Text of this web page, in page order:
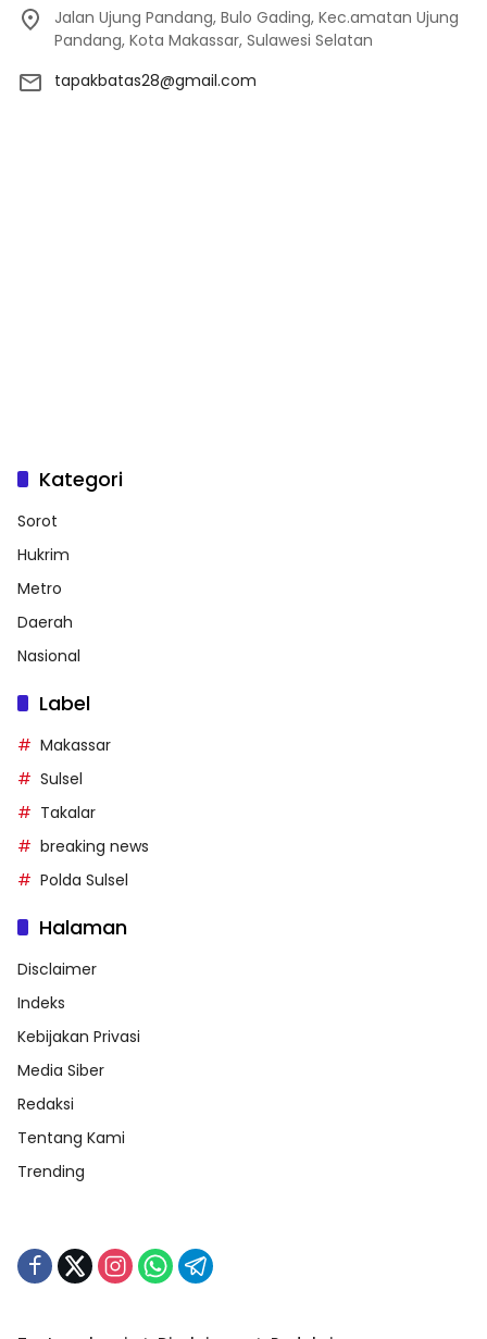
Jalan Ujung Pandang, Bulo Gading, Kec.amatan Ujung
Pandang, Kota Makassar, Sulawesi Selatan
tapakbatas28@gmail.com
Kategori
Sorot
Hukrim
Metro
Daerah
Nasional
Label
Makassar
Sulsel
Takalar
breaking news
Polda Sulsel
Halaman
Disclaimer
Indeks
Kebijakan Privasi
Media Siber
Redaksi
Tentang Kami
Trending